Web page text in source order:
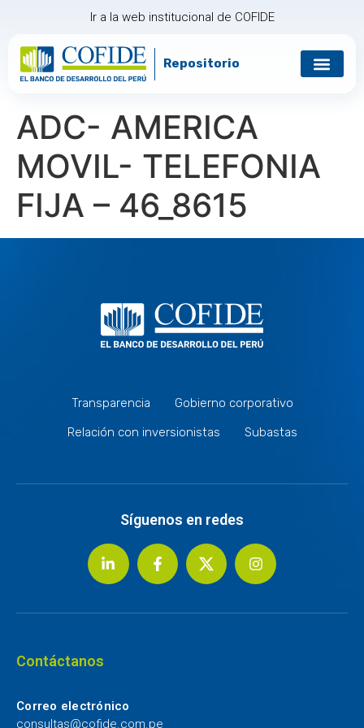
Ir a la web institucional de COFIDE
Repositorio
ADC- AMERICA
MOVIL- TELEFONIA
FIJA – 46_8615
Transparencia
Gobierno corporativo
Relación con inversionistas
Subastas
Síguenos en redes
Contáctanos
Correo electrónico
consultas@cofide.com.pe